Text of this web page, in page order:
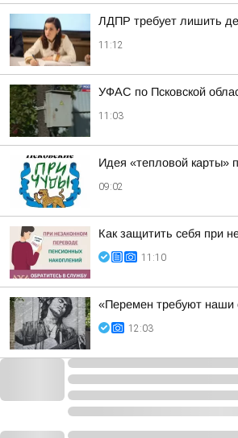
ЛДПР требует лишить
11:12
УФАС по Псковской
11:03
Идея «тепловой карты»
09:02
Как защитить себя при
11:10
«Перемен требуют наши
12:03